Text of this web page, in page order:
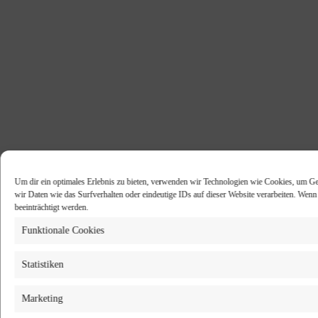
Um dir ein optimales Erlebnis zu bieten, verwenden wir Technologien wie Cookies, um
wir Daten wie das Surfverhalten oder eindeutige IDs auf dieser Website verarbeiten.
beeinträchtigt werden.
Funktionale Cookies
Statistiken
Marketing